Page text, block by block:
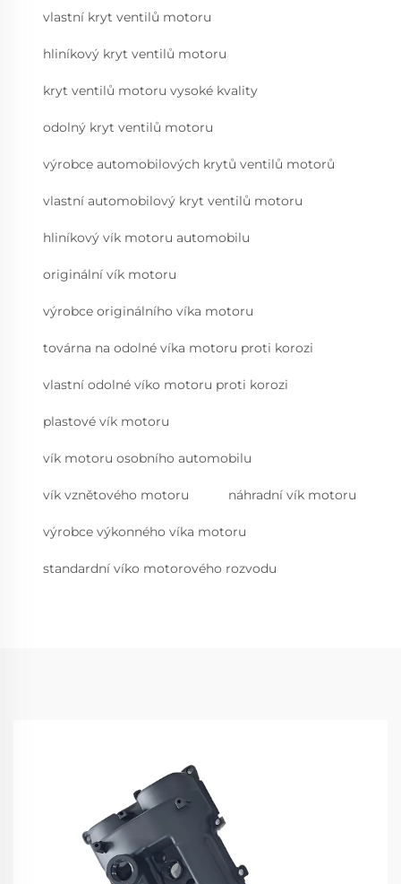
vlastní kryt ventilů motoru
hliníkový kryt ventilů motoru
kryt ventilů motoru vysoké kvality
odolný kryt ventilů motoru
výrobce automobilových krytů ventilů motorů
vlastní automobilový kryt ventilů motoru
hliníkový vík motoru automobilu
originální vík motoru
výrobce originálního víka motoru
továrna na odolné víka motoru proti korozi
vlastní odolné víko motoru proti korozi
plastové vík motoru
vík motoru osobního automobilu
vík vznětového motoru náhradní vík motoru
výrobce výkonného víka motoru
standardní víko motorového rozvodu